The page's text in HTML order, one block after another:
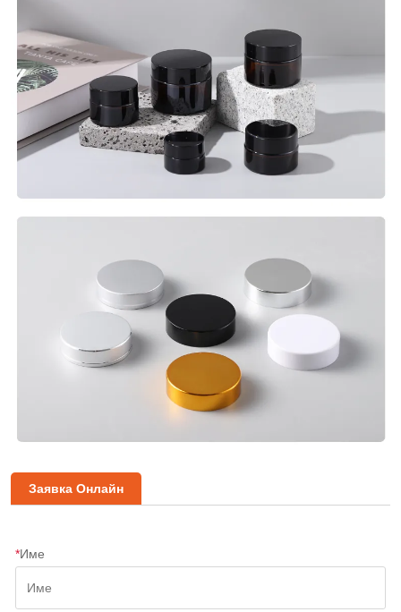
Заявка Онлайн
*Име